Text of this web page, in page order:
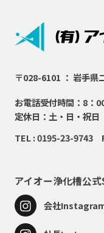
〒028-6101 ： 岩手県
お電話受付時間：8：
定休日：土・日・祝日
TEL : 0195-23-9743
アイオー浄化槽公式
会社